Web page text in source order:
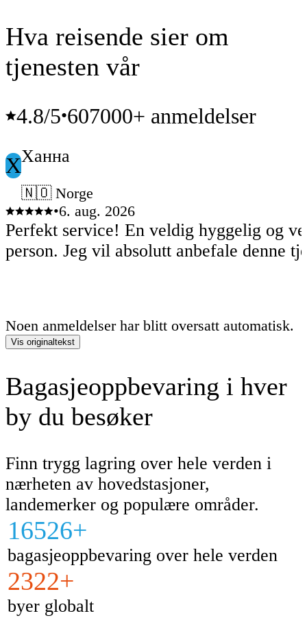
Hva reisende sier om
tjenesten vår
4.8/5•607000+ anmeldelser
ХХанна
🇳🇴 Norge
•6. aug. 2026
Perfekt service! En veldig hyggelig og
person. Jeg vil absolutt anbefale denne
Noen anmeldelser har blitt oversatt automatisk.
Vis originaltekst
Bagasjeoppbevaring i hver
by du besøker
Finn trygg lagring over hele verden i
nærheten av hovedstasjoner,
landemerker og populære områder.
16526+
bagasjeoppbevaring over hele verden
2322+
byer globalt